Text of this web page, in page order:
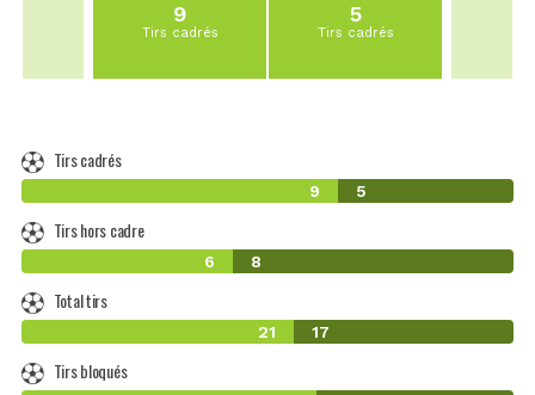
9
Tirs cadrés
5
Tirs cadrés
Tirs cadrés
9 5
Tirs hors cadre
6 8
Total tirs
21 17
Tirs bloqués